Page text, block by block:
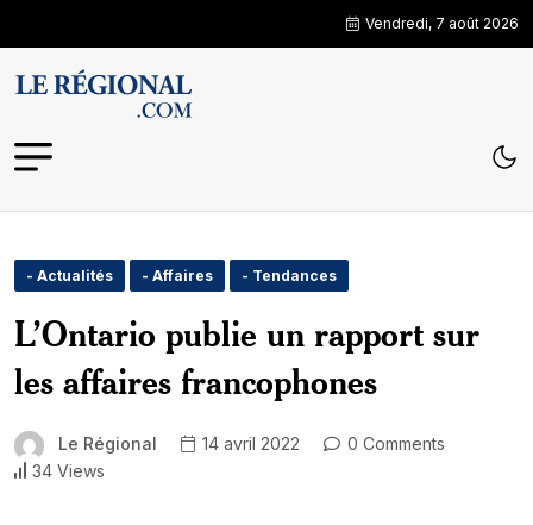
Vendredi, 7 août 2026
- Actualités - Affaires - Tendances
L’Ontario publie un rapport sur
les affaires francophones
Le Régional 14 avril 2022
0 Comments
34 Views